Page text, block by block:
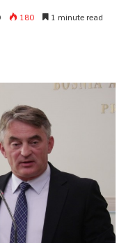
180 1 minute read